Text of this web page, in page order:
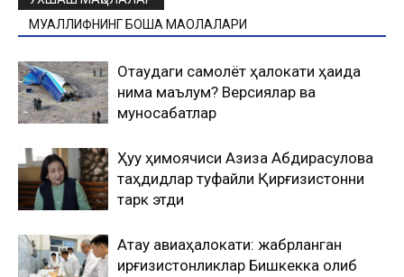
МУАЛЛИФНИНГ БОШҚА МАҚОЛАЛАРИ
Оқтаудаги самолёт ҳалокати ҳақида
нима маълум? Версиялар ва
муносабатлар
Ҳуқуқ ҳимоячиси Азиза Абдирасулова
таҳдидлар туфайли Қирғизистонни
тарк этди
Ақтау авиаҳалокати: жабрланган
қирғизистонликлар Бишкекка олиб